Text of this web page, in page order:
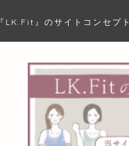
『LK.Fit』のサイトコンセプト